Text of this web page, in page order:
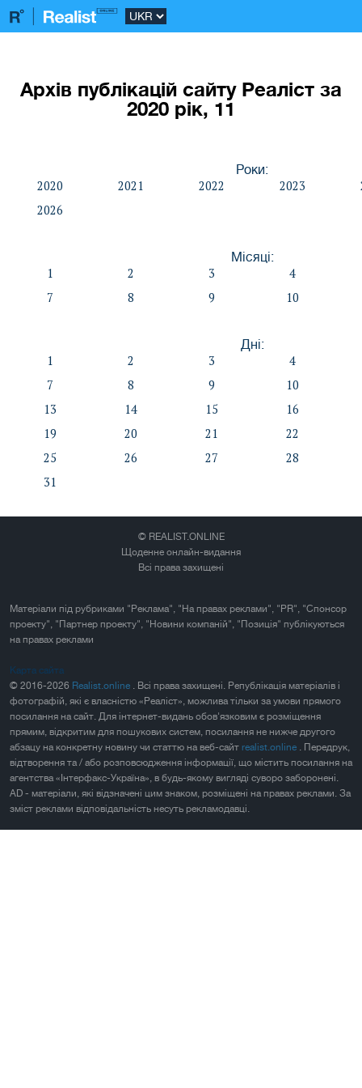
Архів публікацій сайту Реаліст за
2020 рік, 11
Роки:
2020 2021 2022 2023
2026
Місяці:
1 2 3
4
7
8 9 10
Дні:
1 2 3
4
7
8 9
10
13
14 15
16
19
20 21
22
25
26 27
28
31
© REALIST.ONLINE
Щоденне онлайн-видання
Всі права захищені
Матеріали під рубриками "Реклама", "На правах реклами", "PR", "Спонсор
проекту", "Партнер проекту", "Новини компаній", "Позиція" публікуються
на правах реклами
Карта сайта
© 2016-2026 Realist.online . Всі права захищені. Републікація матеріалів і
фотографій, які є власністю «Реаліст», можлива тільки за умови прямого
посилання на сайт. Для інтернет-видань обов'язковим є розміщення
прямим, відкритим для пошукових систем, посилання не нижче другого
абзацу на конкретну новину чи статтю на веб-сайт realist.online . Передрук,
відтворення та / або розповсюдження інформації, що містить посилання на
агентства «Інтерфакс-Україна», в будь-якому вигляді суворо заборонені.
AD - матеріали, які відзначені цим знаком, розміщені на правах реклами. За
зміст реклами відповідальність несуть рекламодавці.